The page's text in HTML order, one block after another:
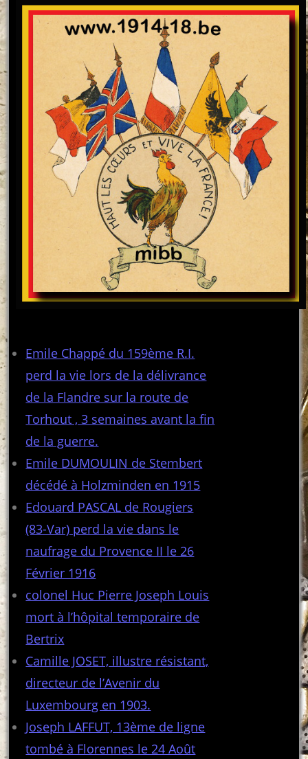
Emile Chappé du 159ème R.I.
perd la vie lors de la délivrance
de la Flandre sur la route de
Torhout , 3 semaines avant la fin
de la guerre.
Emile DUMOULIN de Stembert
décédé à Holzminden en 1915
Edouard PASCAL de Rougiers
(83-Var) perd la vie dans le
naufrage du Provence II le 26
Février 1916
colonel Huc Pierre Joseph Louis
mort à l’hôpital temporaire de
Bertrix
Camille JOSET, illustre résistant,
directeur de l’Avenir du
Luxembourg en 1903.
Joseph LAFFUT, 13ème de ligne
tombé à Florennes le 24 Août